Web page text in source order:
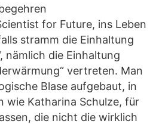
for Future, ins Leben
stramm die Einhaltung
nämlich die Einhaltung
vertreten. Man
Blase aufgebaut, in
wie Katharina Schulze, für
die nicht die wirklich